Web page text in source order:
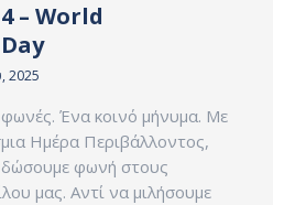
– World
2025
Ένα κοινό μήνυμα. Με
Ημέρα Περιβάλλοντος,
δώσουμε φωνή στους
μας. Αντί να μιλήσουμε